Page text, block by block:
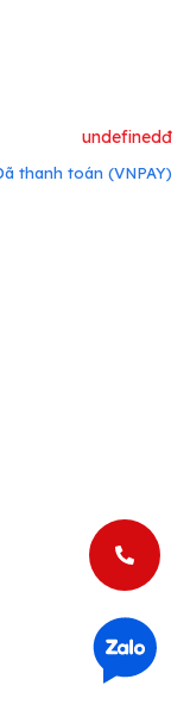
undefinedđ
thanh toán (VNPAY)